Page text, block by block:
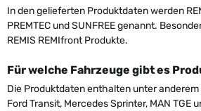
In den gelieferten Produktdaten werden
PREMTEC und SUNFREE genannt.
REMIS REMIfront Produkte.
Für welche Fahrzeuge gibt es
Die Produktdaten enthalten unter
Ford Transit, Mercedes Sprinter, MAN TGE